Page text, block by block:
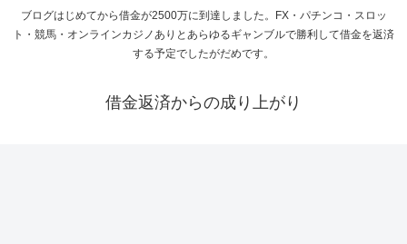
ブログはじめてから借金が2500万に到達しました。FX・パチンコ・スロッ
ト・競馬・オンラインカジノありとあらゆるギャンブルで勝利して借金を返済
する予定でしたがだめです。
借金返済からの成り上がり